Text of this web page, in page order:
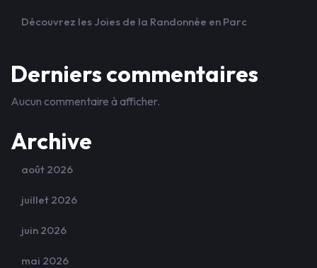
Découvrez les Joies de la Randonnée en Parc
Derniers commentaires
Aucun commentaire à afficher.
Archive
août 2026
juillet 2026
juin 2026
mai 2026